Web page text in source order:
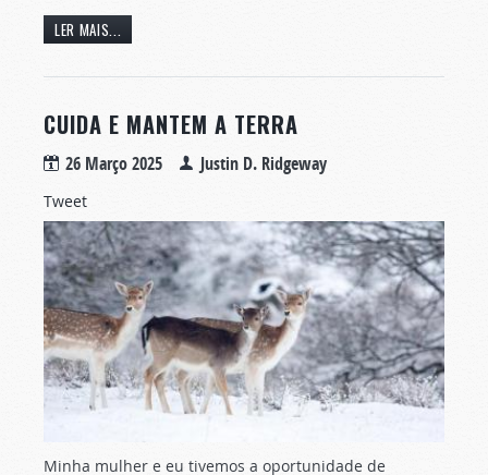
LER MAIS...
CUIDA E MANTEM A TERRA
26 Março 2025 Justin D. Ridgeway
Tweet
Minha mulher e eu tivemos a oportunidade de